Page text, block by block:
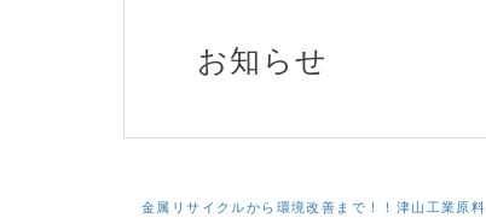
お知らせ
金属リサイクルから環境改善まで！！津山工業原料